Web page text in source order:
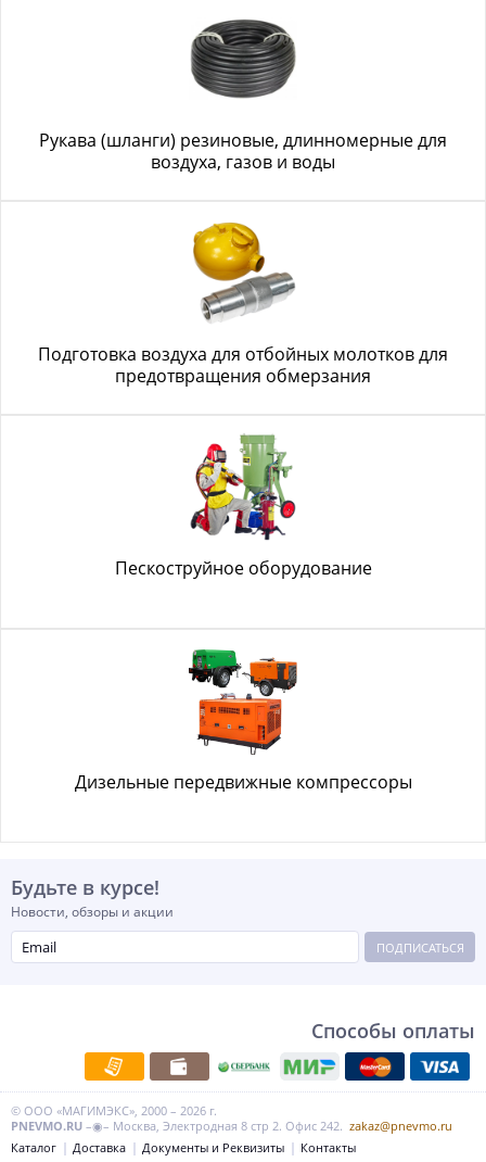
Рукава (шланги) резиновые, длинномерные для
воздуха, газов и воды
Подготовка воздуха для отбойных молотков для
предотвращения обмерзания
Пескоструйное оборудование
Дизельные передвижные компрессоры
Будьте в курсе!
Новости, обзоры и акции
ПОДПИСАТЬСЯ
Способы оплаты
© ООО «МАГИМЭКС», 2000 – 2026 г.
PNEVMO.RU –◉– Москва, Электродная 8 стр 2. Офис 242. zakaz@pnevmo.ru
Каталог
Доставка Документы и Реквизиты Контакты